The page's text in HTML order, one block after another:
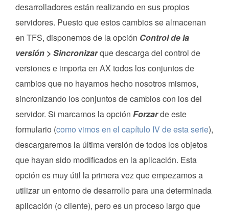
desarrolladores están realizando en sus propios
servidores. Puesto que estos cambios se almacenan
en TFS, disponemos de la opción Control de la
versión > Sincronizarque descarga del control de
versiones e importa en AX todos los conjuntos de
cambios que no hayamos hecho nosotros mismos,
sincronizando los conjuntos de cambios con los del
servidor. Si marcamos la opción Forzarde este
formulario (como vimos en el capítulo IV de esta serie),
descargaremos la última versión de todos los objetos
que hayan sido modificados en la aplicación. Esta
opción es muy útil la primera vez que empezamos a
utilizar un entorno de desarrollo para una determinada
aplicación (o cliente), pero es un proceso largo que